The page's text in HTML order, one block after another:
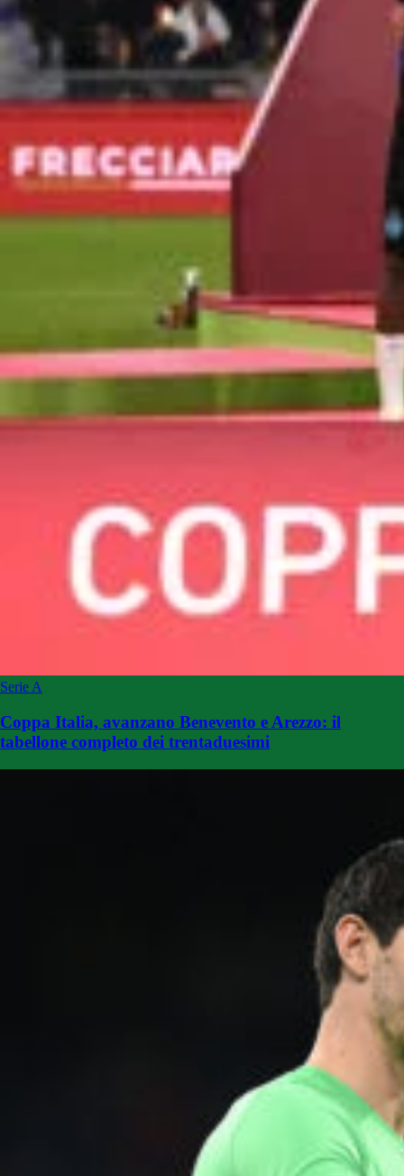
Serie A
Coppa Italia, avanzano Benevento e Arezzo: il
tabellone completo dei trentaduesimi